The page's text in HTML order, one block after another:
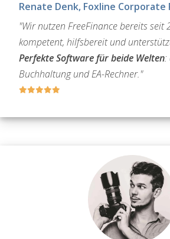
Renate Denk, Foxline Corporate
"Wir nutzen FreeFinance bereits seit
kompetent, hilfsbereit und
Perfekte Software für beide Welten:
Buchhaltung und EA-Rechner."